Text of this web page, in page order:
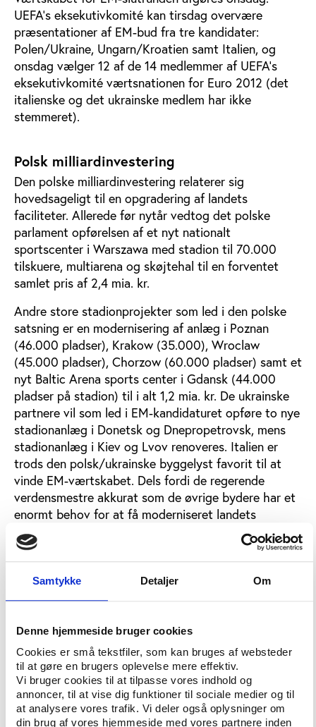
Samtykke Detaljer Om
Denne hjemmeside bruger cookies
Cookies er små tekstfiler, som kan bruges af websteder
til at gøre en brugers oplevelse mere effektiv.
Vi bruger cookies til at tilpasse vores indhold og
annoncer, til at vise dig funktioner til sociale medier og til
at analysere vores trafik. Vi deler også oplysninger om
din brug af vores hjemmeside med vores partnere inden
UEFA’s eksekutivkomité kan tirsdag overvære
præsentationer af EM-bud fra tre kandidater:
Polen/Ukraine, Ungarn/Kroatien samt Italien, og
onsdag vælger 12 af de 14 medlemmer af UEFA’s
eksekutivkomité værtsnationen for Euro 2012 (det
italienske og det ukrainske medlem har ikke
stemmeret).
Polsk milliardinvestering
Den polske milliardinvestering relaterer sig
hovedsageligt til en opgradering af landets
faciliteter. Allerede før nytår vedtog det polske
parlament opførelsen af et nyt nationalt
sportscenter i Warszawa med stadion til 70.000
tilskuere, multiarena og skøjtehal til en forventet
samlet pris af 2,4 mia. kr.
Andre store stadionprojekter som led i den polske
satsning er en modernisering af anlæg i Poznan
(46.000 pladser), Krakow (35.000), Wroclaw
(45.000 pladser), Chorzow (60.000 pladser) samt et
nyt Baltic Arena sports center i Gdansk (44.000
pladser på stadion) til i alt 1,2 mia. kr. De ukrainske
partnere vil som led i EM-kandidaturet opføre to nye
stadionanlæg i Donetsk og Dnepropetrovsk, mens
stadionanlæg i Kiev og Lvov renoveres. Italien er
trods den polsk/ukrainske byggelyst favorit til at
vinde EM-værtskabet. Dels fordi de regerende
verdensmestre akkurat som de øvrige bydere har et
enormt behov for at få moderniseret landets
stadionanlæg, dels fordi Italien generelt er ekspert i
idrætspolitisk indflydelse. Samtidig er der en vis
politisk usikkerhed om stabiliteten – ikke mindst af
det polsk/ukrainske bud, som ellers bakkes op af de
to landes præsidenter Kaczynski og Justjenko i
onsdag fremlægger det polsk/ukrainske bud for
UEFA-toppen i Cardiff. Et minus for det
polsk/ukrainske bud er afstanden på op til 2000
kilometer mellem nogle af de byer, der skal afvikles
kampe i.